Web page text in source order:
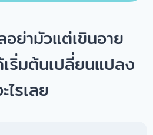
อย่ามัวแต่เขินอาย
เริ่มต้นเปลี่ยนแปลง
ไรเลย